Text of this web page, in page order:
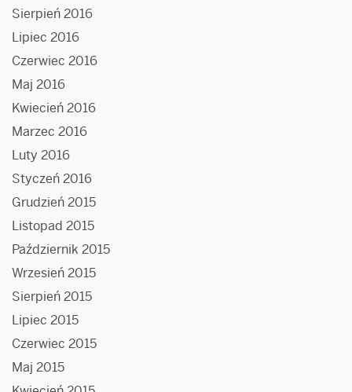
Sierpień 2016
Lipiec 2016
Czerwiec 2016
Maj 2016
Kwiecień 2016
Marzec 2016
Luty 2016
Styczeń 2016
Grudzień 2015
Listopad 2015
Październik 2015
Wrzesień 2015
Sierpień 2015
Lipiec 2015
Czerwiec 2015
Maj 2015